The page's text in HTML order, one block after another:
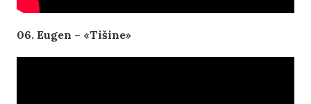
06. Eugen – «Tišine»